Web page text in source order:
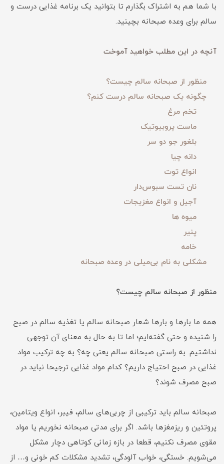
با شما هم به اشتراک بگذارم تا بتوانید یک برنامه غذایی درست و
سالم برای وعده صبحانه بچینید.
آنچه در این مطلب خواهید آموخت
منظور از صبحانه سالم چیست؟
چگونه یک صبحانه سالم درست کنم؟
تخم مرغ
ماست پروبیوتیک
بلغور جو دو سر
دانه چیا
انواع توت
نان تست سبوس‌دار
آجیل و انواع مغزیجات
میوه ها
پنیر
خامه
مشکلی به نام بی‌میلی در وعده صبحانه
منظور از صبحانه سالم چیست؟
همه ما بارها و بارها شعار صبحانه سالم یا تغذیه سالم در صبح
را شنیده و حتی گفته‌ایم؛ اما تا به حال به معنای آن توجهی
نداشتیم. به راستی صبحانه سالم یعنی چه؟ به چه ترکیب مواد
غذایی در صبح احتیاج داریم؟ کدام مواد غذایی ترجیحا نباید در
صبح مصرف شوند؟
صبحانه سالم باید ترکیبی از چربی‌های سالم، فیبر، انواع ویتامین،
پروتئین و ریزمغزها باشد. اگر برای مدتی صبحانه نخوریم یا مواد
مقوی مصرف نکنیم، قطعا در بازه زمانی کوتاهی دچار مشکل
می‌شویم. خستگی، خواب آلودگی، تشدید مشکلات کم خونی و… از